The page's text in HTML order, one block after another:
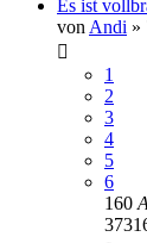
Es ist
von Andi »
1
2
3
4
5
6
160